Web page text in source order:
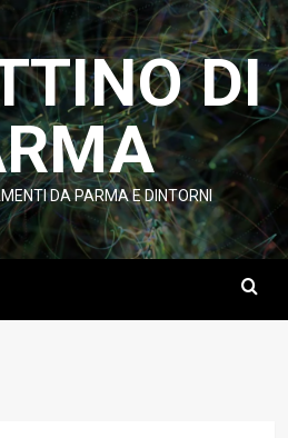
DI
DA PARMA E DINTORNI